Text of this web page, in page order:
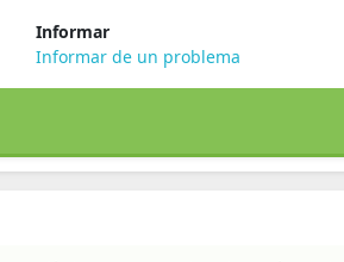
Informar
Informar de un problema